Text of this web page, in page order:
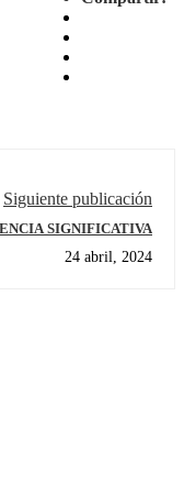
Siguiente publicación
SIGNIFICATIVA
24 abril, 2024